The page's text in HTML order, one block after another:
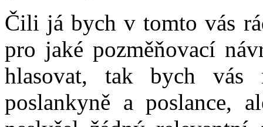
Čili já bych v tomto vás
pro jaké pozměňovací
hlasovat, tak bych vás
poslankyně a poslance,